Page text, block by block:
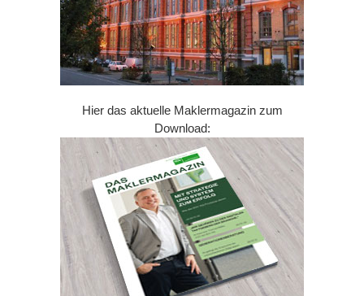
Hier das aktuelle Maklermagazin zum
Download: